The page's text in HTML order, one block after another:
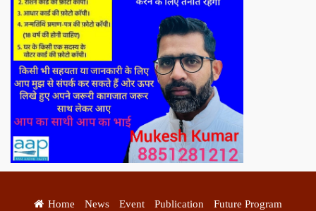
Home News Event Publication
Future Program